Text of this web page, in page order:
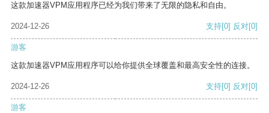
这款加速器VPM应用程序已经为我们带来了无限的隐私和自由。
2024-12-26 支持[0] 反对[0]
游客
这款加速器VPM应用程序可以给你提供全球覆盖和最高安全性的连接。
2024-12-26 支持[0] 反对[0]
游客